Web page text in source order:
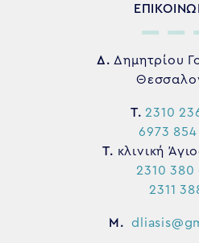
Δ. Δημητρίου
Τ. 2310
6973 854
Τ. κλινική
2310 380
2311
M.